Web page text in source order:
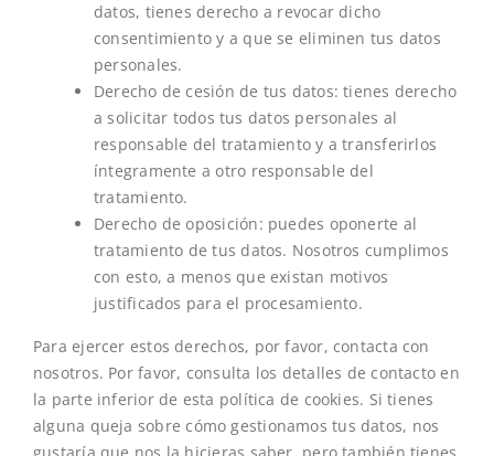
datos, tienes derecho a revocar dicho
consentimiento y a que se eliminen tus datos
personales.
Derecho de cesión de tus datos: tienes derecho
a solicitar todos tus datos personales al
responsable del tratamiento y a transferirlos
íntegramente a otro responsable del
tratamiento.
Derecho de oposición: puedes oponerte al
tratamiento de tus datos. Nosotros cumplimos
con esto, a menos que existan motivos
justificados para el procesamiento.
Para ejercer estos derechos, por favor, contacta con
nosotros. Por favor, consulta los detalles de contacto en
la parte inferior de esta política de cookies. Si tienes
alguna queja sobre cómo gestionamos tus datos, nos